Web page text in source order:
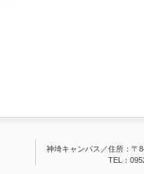
神埼キャンパス／住所：〒
TEL：